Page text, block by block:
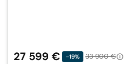
27 599 € -19%
33 900 €